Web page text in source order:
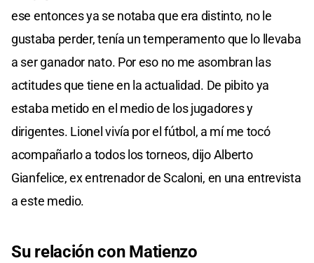
ese entonces ya se notaba que era distinto, no le
gustaba perder, tenía un temperamento que lo llevaba
a ser ganador nato. Por eso no me asombran las
actitudes que tiene en la actualidad. De pibito ya
estaba metido en el medio de los jugadores y
dirigentes. Lionel vivía por el fútbol, a mí me tocó
acompañarlo a todos los torneos, dijo Alberto
Gianfelice, ex entrenador de Scaloni, en una entrevista
a este medio.
Su relación con Matienzo